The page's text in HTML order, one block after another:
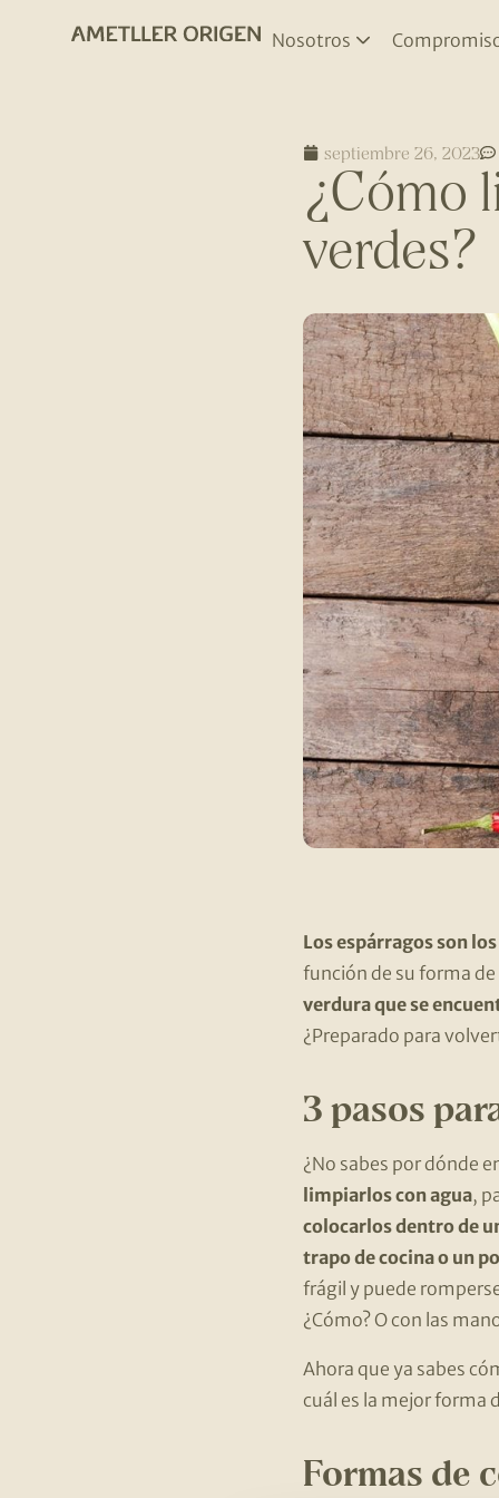
Nosotros
septiembre 26, 2023
¿Cómo
verdes?
Los espárragos son
función de su forma
verdura que se
¿Preparado para
3 pasos
¿No sabes por dónde
limpiarlos con agua,
colocarlos dentro de
trapo de cocina o un
frágil y puede
¿Cómo? O con las
Ahora que ya sabes
cuál es la mejor forma
Formas de